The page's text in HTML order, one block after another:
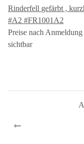
Rinderfell gefärbt , kurzhaarig
#A2 #FR1001A2
Preise nach Anmeldung
sichtbar